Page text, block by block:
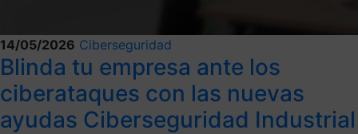
14/05/2026 Ciberseguridad
Blinda tu empresa ante los
ciberataques con las nuevas
ayudas Ciberseguridad Industrial